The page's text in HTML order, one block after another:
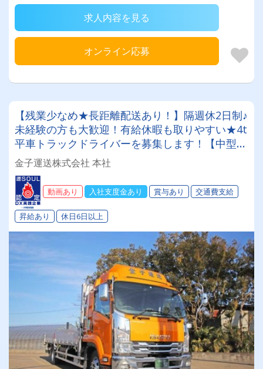
求人内容を見る
オンライン応募
【残業少なめ★長距離配送あり！】隔週休2日制♪
未経験の方も大歓迎！有給休暇も取りやすい★4t
平⾞トラックドライバーを募集します！【中型免
許以上をお持ちの方限定！】
金子運送株式会社 本社
動画あり 入社支度金あり 賞与あり 交通費支給
昇給あり 休日6日以上